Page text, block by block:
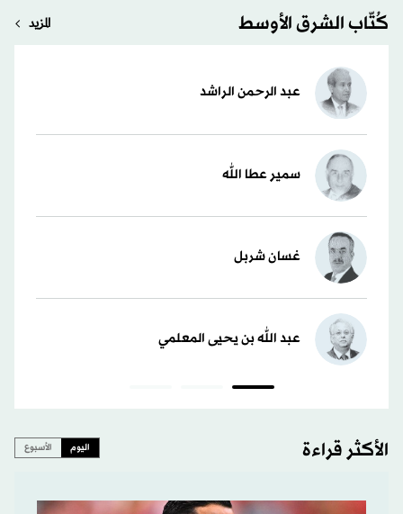
كُتّاب الشرق الأوسط المزيد
عبد الرحمن الراشد
سمير عطا الله
غسان شربل
عبد الله بن يحيى المعلمي
الأكثر قراءة اليوم الأسبوع